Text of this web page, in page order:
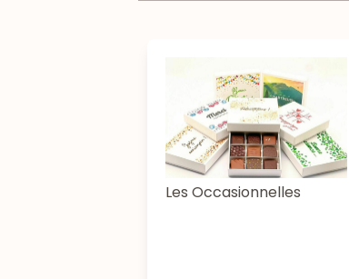
Les Occasionnelles